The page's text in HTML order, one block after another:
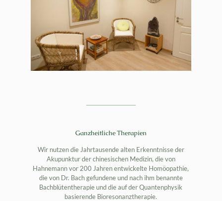
Ganzheitliche Therapien
Wir nutzen die Jahrtausende alten Erkenntnisse der
Akupunktur der chinesischen Medizin, die von
Hahnemann vor 200 Jahren entwickelte Homöopathie,
die von Dr. Bach gefundene und nach ihm benannte
Bachblütentherapie und die auf der Quantenphysik
basierende Bioresonanztherapie.